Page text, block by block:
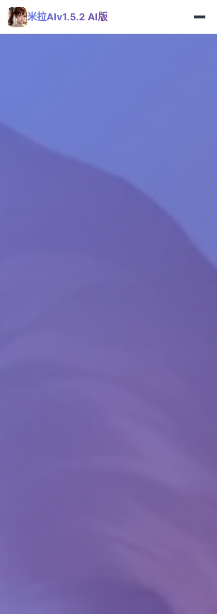
米拉AIv1.5.2 AI版